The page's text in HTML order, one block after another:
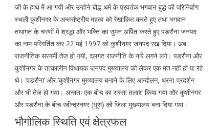
जी के हाथ में आ गयी और उन्होने बौद्ध धर्म के प्रवर्तक भगवान बुद्ध की परिनिर्वाण
स्थली कुशीनगर के अन्तर्राष्ट्रीय महत्व को रेखांकित करते हुए तथा भगवान
तथागत के चरणों में श्रद्धा और भक्ति का सुमन अर्पित करते हुए पडरौना जनपद
का नाम परिवर्तित कर 22 मई 1997 को कुशीनगर जनपद रख दिया। अब
राजनीतिक सरगर्मी तेज हो गयी, दलगत राजनीति के नारे लगने लगे। पडरौना और
कुशीनगर के तत्कालीन विधायक जनपद मुख्यालय को लेकर एक मत नही हो पा रहे
थे। ‘पडरौना’ और ‘कुशीनगर मुख्यालय बनाने के लिए आन्दोलन, धरना-प्रदर्शन
और भी तेज हो गया। अन्ततः एक बीच का रास्ता तलाश किया गया और कुशीनगर
और पडरौना के बीच रबीन्द्रनगर (धूस) को जिला मुख्यालय बना दिया गया।
भौगोलिक स्थिति एवं क्षेत्रफल